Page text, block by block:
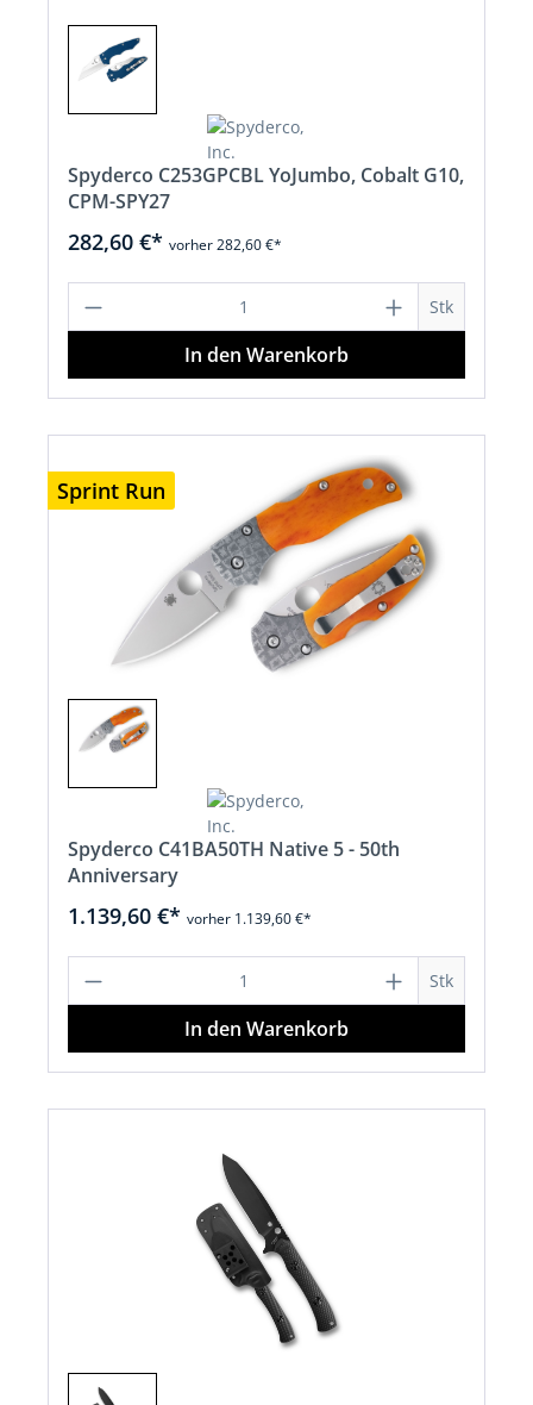
Spyderco C253GPCBL YoJumbo, Cobalt G10,
CPM-SPY27
282,60 €* vorher 282,60 €*
Produkt Anzahl: Gib den Stk
In den Warenkorb
Sprint Run
Spyderco C41BA50TH Native 5 - 50th
Anniversary
1.139,60 €* vorher 1.139,60 €*
Produkt Anzahl: Gib den Stk
In den Warenkorb